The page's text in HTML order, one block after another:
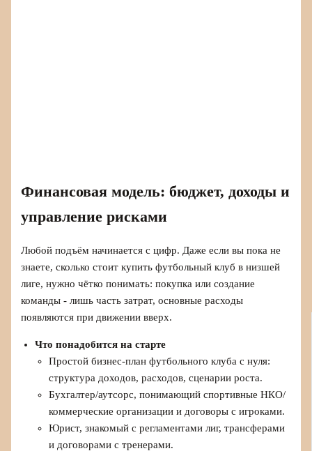
Финансовая модель: бюджет, доходы и
управление рисками
Любой подъём начинается с цифр. Даже если вы пока не
знаете, сколько стоит купить футбольный клуб в низшей
лиге, нужно чётко понимать: покупка или создание
команды - лишь часть затрат, основные расходы
появляются при движении вверх.
Что понадобится на старте
Простой бизнес-план футбольного клуба с нуля:
структура доходов, расходов, сценарии роста.
Бухгалтер/аутсорс, понимающий спортивные НКО/
коммерческие организации и договоры с игроками.
Юрист, знакомый с регламентами лиг, трансферами
и договорами с тренерами.